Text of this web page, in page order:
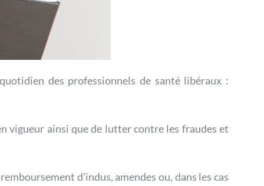
des professionnels de santé libéraux :
vigueur ainsi que de lutter contre les fraudes et
d’indus, amendes ou, dans les cas